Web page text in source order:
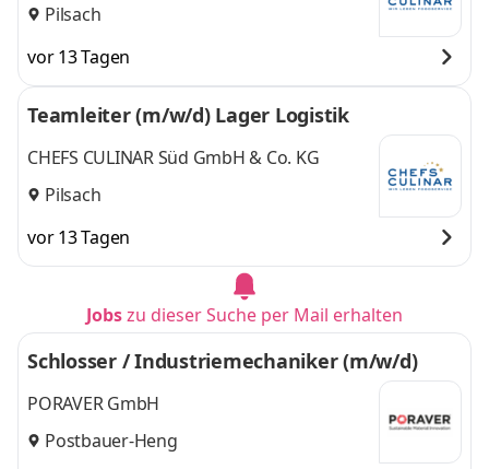
Pilsach
vor 13 Tagen
Teamleiter (m/w/d) Lager Logistik
CHEFS CULINAR Süd GmbH & Co. KG
Pilsach
vor 13 Tagen
Jobszu dieser Suche per Mail erhalten
Schlosser / Industriemechaniker (m/w/d)
PORAVER GmbH
Postbauer-Heng